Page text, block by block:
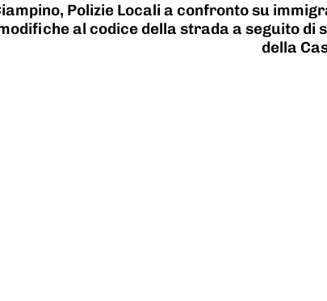
Polizie Locali a confronto su
al codice della strada a seguito di
della